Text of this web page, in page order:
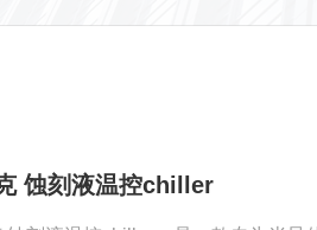
蚀刻液温控chiller